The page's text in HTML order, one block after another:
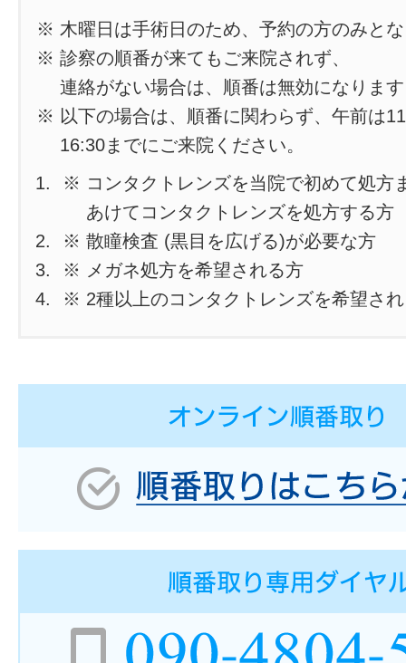
※ 木曜日は手術日のため、予約の方のみと
※ 診察の順番が来てもご来院されず、
連絡がない場合は、順番は無効になりま
※ 以下の場合は、順番に関わらず、午前は
16:30までにご来院ください。
※ コンタクトレンズを当院で初めて処方
あけてコンタクトレンズを処方する方
※ 散瞳検査 (黒目を広げる)が必要な方
※ メガネ処方を希望される方
※ 2種以上のコンタクトレンズを希望さ